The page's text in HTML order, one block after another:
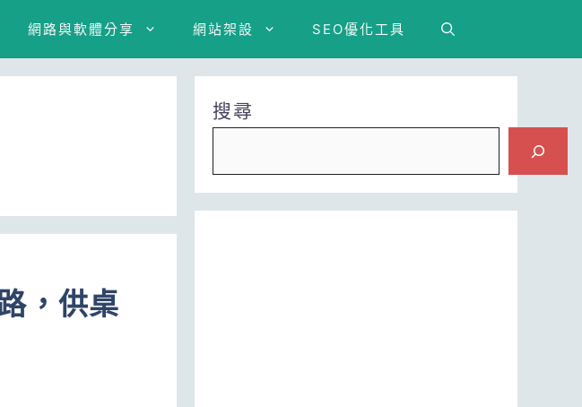
網路與軟體分享 網站架設 SEO優化工具
，供桌
搜尋